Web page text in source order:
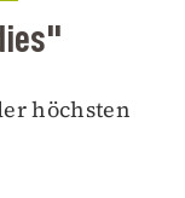
höchsten